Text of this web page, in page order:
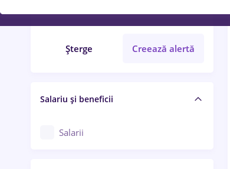
Șterge Creează alertă
Salariu și beneficii
Salarii